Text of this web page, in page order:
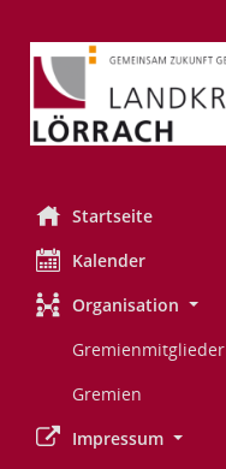
Startseite
Kalender
Organisation
Gremienmitglieder
Gremien
Impressum